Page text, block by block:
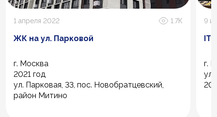
1 апреля 2022 1.7К
ЖК на ул. Парковой
г. Москва
2021 год
ул. Парковая, 33, пос. Новобратцевский,
район Митино
9
IT-
г.